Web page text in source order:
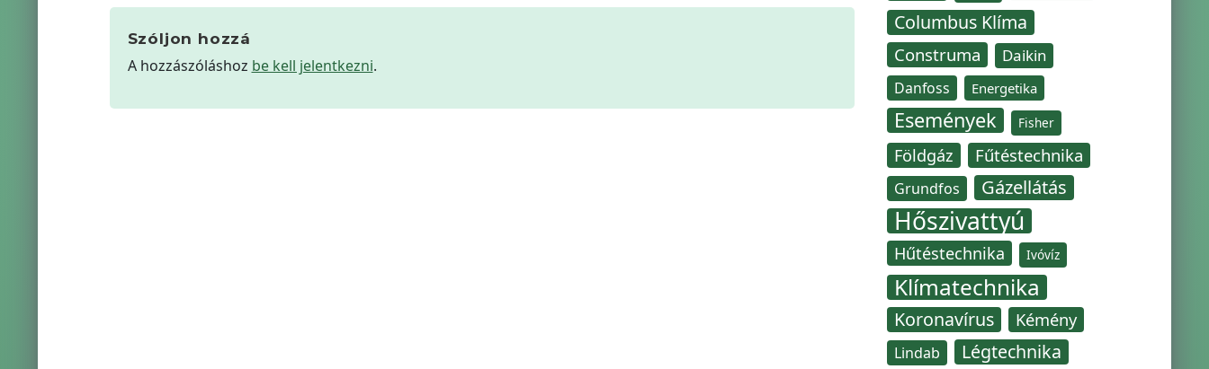
Szóljon hozzá
A hozzászóláshoz be kell jelentkezni.
Columbus Klíma
Construma Daikin
Danfoss Energetika
Események Fisher
Földgáz Fűtéstechnika
Grundfos Gázellátás
Hőszivattyú
Hűtéstechnika Ivóvíz
Klímatechnika
Koronavírus Kémény
Lindab Légtechnika